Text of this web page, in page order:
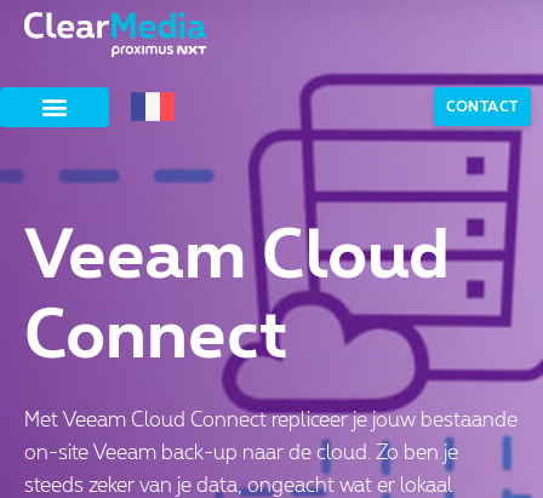
CONTACT
Veeam Cloud
Connect
Met Veeam Cloud Connect repliceer je jouw bestaande
on-site Veeam back-up naar de cloud. Zo ben je
steeds zeker van je data, ongeacht wat er lokaal